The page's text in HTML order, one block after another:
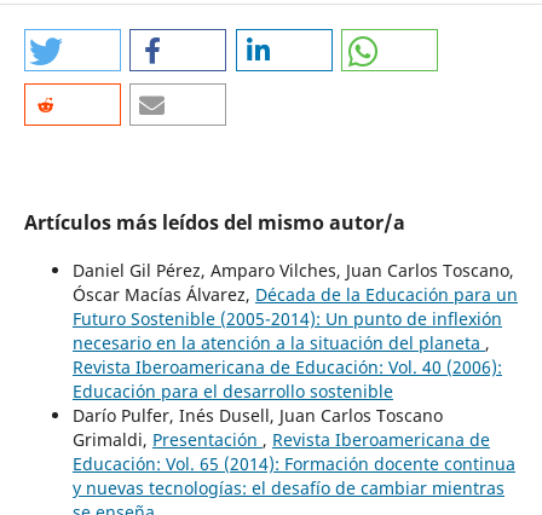
Artículos más leídos del mismo autor/a
Daniel Gil Pérez, Amparo Vilches, Juan Carlos Toscano,
Óscar Macías Álvarez, Década de la Educación para un
Futuro Sostenible (2005-2014): Un punto de inflexión
necesario en la atención a la situación del planeta ,
Revista Iberoamericana de Educación: Vol. 40 (2006):
Educación para el desarrollo sostenible
Darío Pulfer, Inés Dusell, Juan Carlos Toscano
Grimaldi, Presentación , Revista Iberoamericana de
Educación: Vol. 65 (2014): Formación docente continua
y nuevas tecnologías: el desafío de cambiar mientras